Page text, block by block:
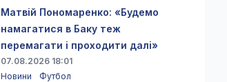
Матвій Пономаренко: «Будемо
намагатися в Баку теж
перемагати і проходити далі»
07.08.2026 18:01
Новини
Футбол